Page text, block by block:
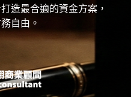
造最合適的資金方案，
自由。